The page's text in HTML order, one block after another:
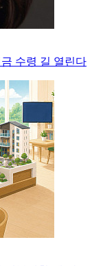
수령 길 열린다